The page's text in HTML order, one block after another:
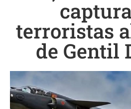
terroristas
de Gentil